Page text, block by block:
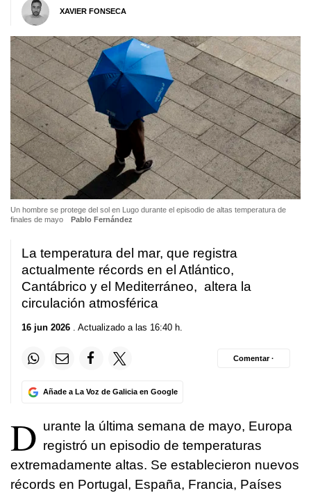
XAVIER FONSECA
Un hombre se protege del sol en Lugo durante el episodio de altas temperatura de
finales de mayo
Pablo Fernández
La temperatura del mar, que registra
actualmente récords en el Atlántico,
Cantábrico y el Mediterráneo, altera la
circulación atmosférica
16 jun 2026 . Actualizado a las 16:40 h.
Añade a La Voz de Galicia en Google
Comentar ·
D urante la última semana de mayo, Europa
registró un episodio de temperaturas
extremadamente altas. Se establecieron nuevos
récords en Portugal, España, Francia, Países